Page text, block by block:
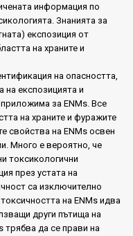
информация по
Знанията за
експозиция от
на храните и
на опасността,
на експозицията и
за ENMs. Все
на храните и фуражите
свойства на ENMs освен
Много е вероятно, че
токсикологични
през устата на
са изключително
на ENMs идва
други пътища на
трябва да се прави на